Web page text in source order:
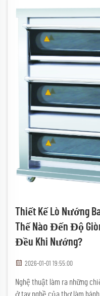
Thiết Kế Lò Nướng
Thế Nào Đến Độ
Đều Khi Nướng?
2026-01-01 19:55:00
Nghệ thuật làm ra những